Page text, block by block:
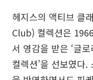
헤지스의 액티브 클
Club) 컬렉션은
서 영감을 받은 ‘글
컬렉션’을 선보였다